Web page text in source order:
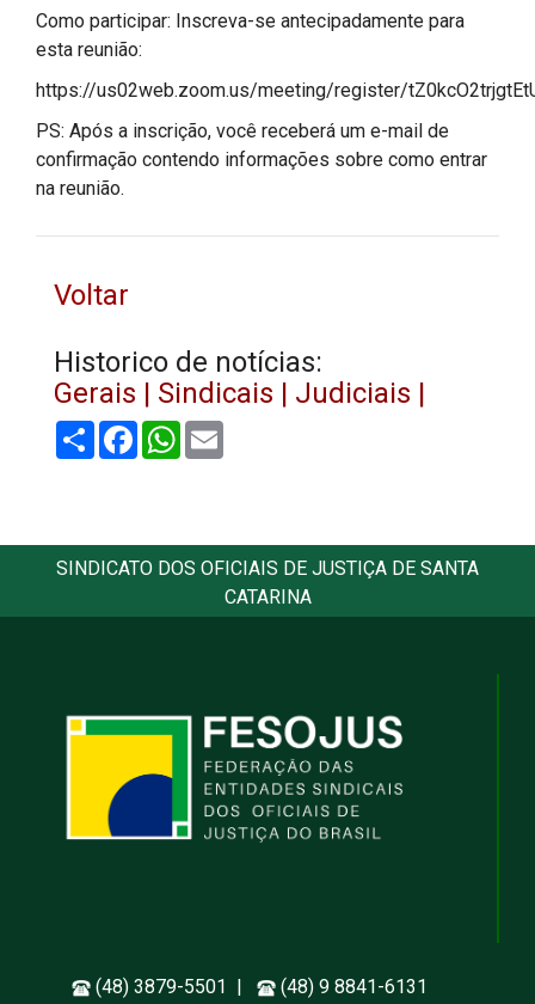
Como participar: Inscreva-se antecipadamente para
esta reunião:
https://us02web.zoom.us/meeting/register/
PS: Após a inscrição, você receberá um e-mail de
confirmação contendo informações sobre como entrar
na reunião.
Voltar
Historico de notícias:
Gerais | Sindicais | Judiciais |
Share FacebookWhatsApp
SINDICATO DOS OFICIAIS DE JUSTIÇA DE SANTA
CATARINA
(48) 3879-5501 |
(48) 9 8841-6131